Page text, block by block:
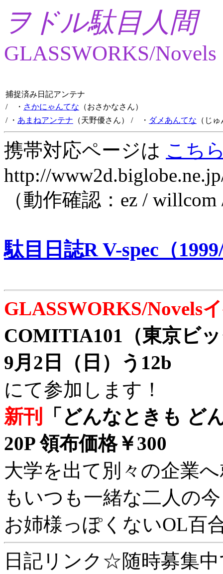
ヲドル駄目人間
GLASSWORKS/Novels
捕捉済み日記アンテナ
/ ・ さかにゃんてな （おさかなさん）
/ ・ あまねアンテナ （天野優さん） / ・ ダメあんてな （じ
携帯対応ページは こち
http://
（動作確認：ez /
駄目日誌R V-spec（
GLASSWORKS/Novels
COMITIA101（東京ビ
9月2日（日）う12b
にて参加します！
新刊
「どんなときも ど
20P 領布価格￥300
大学を出て別々の企業
もいつも一緒な二人の
お姉様っぽくないOL百
日記リンク☆随時募集